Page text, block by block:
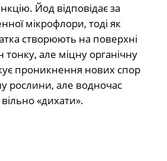
Йод відповідає за
мікрофлори, тоді як
створюють на поверхні
тонку, але міцну органічну
проникнення нових спор
рослини, але водночас
«дихати».